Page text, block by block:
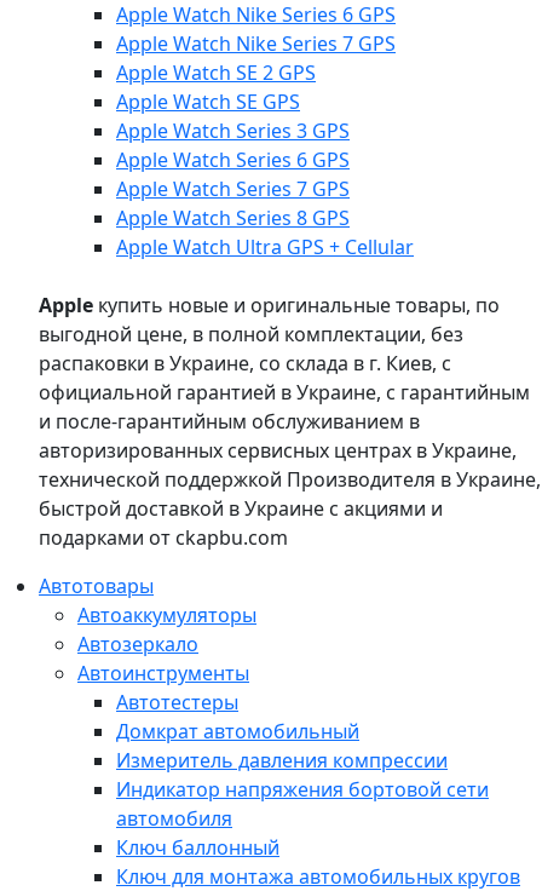
Apple Watch Nike Series 6 GPS
Apple Watch Nike Series 7 GPS
Apple Watch SE 2 GPS
Apple Watch SE GPS
Apple Watch Series 3 GPS
Apple Watch Series 6 GPS
Apple Watch Series 7 GPS
Apple Watch Series 8 GPS
Apple Watch Ultra GPS + Cellular
Apple купить новые и оригинальные товары, по
выгодной цене, в полной комплектации, без
распаковки в Украине, со склада в г. Киев, с
официальной гарантией в Украине, с гарантийным
и после-гарантийным обслуживанием в
авторизированных сервисных центрах в Украине,
технической поддержкой Производителя в Украине,
быстрой доставкой в Украине с акциями и
подарками от ckapbu.com
Автотовары
Автоаккумуляторы
Автозеркало
Автоинструменты
Автотестеры
Домкрат автомобильный
Измеритель давления компрессии
Индикатор напряжения бортовой сети
автомобиля
Ключ баллонный
Ключ для монтажа автомобильных кругов